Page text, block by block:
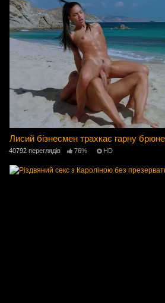
Лисий бізнесмен трахкає гарну
40792 переглядів 76% HD